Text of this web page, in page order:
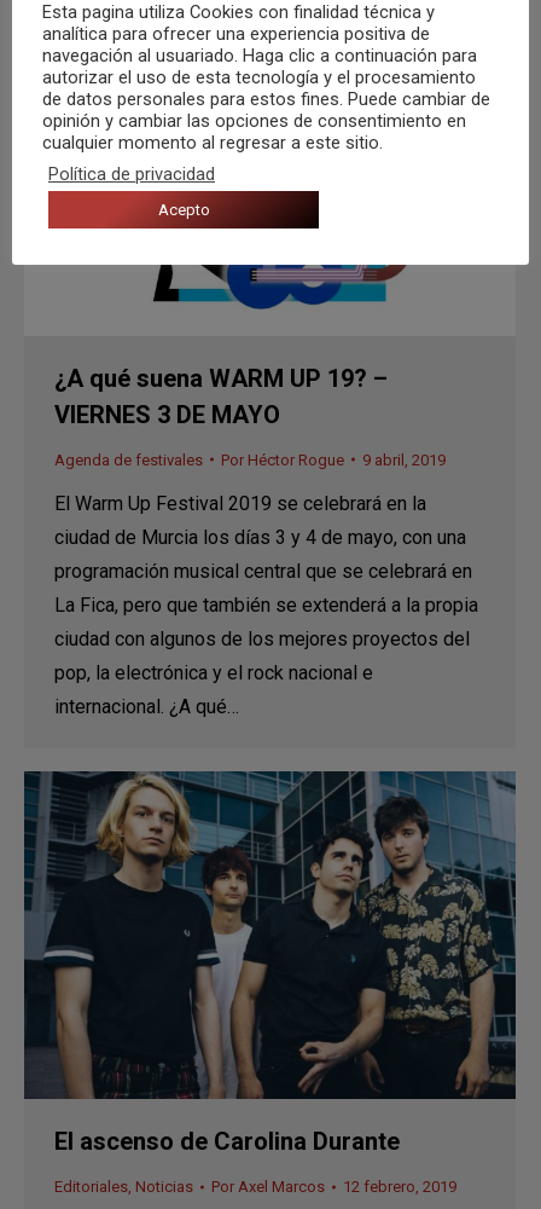
internacional. ¿A…
¿A qué suena WARM UP 19? –
VIERNES 3 DE MAYO
Agenda de festivales Por Héctor Rogue 9 abril, 2019
El Warm Up Festival 2019 se celebrará en la
ciudad de Murcia los días 3 y 4 de mayo, con una
programación musical central que se celebrará en
La Fica, pero que también se extenderá a la propia
ciudad con algunos de los mejores proyectos del
pop, la electrónica y el rock nacional e
internacional. ¿A qué…
El ascenso de Carolina Durante
Editoriales, Noticias Por Axel Marcos 12 febrero, 2019
Esta pagina utiliza Cookies con finalidad técnica y
analítica para ofrecer una experiencia positiva de
navegación al usuariado. Haga clic a continuación para
autorizar el uso de esta tecnología y el procesamiento
de datos personales para estos fines. Puede cambiar de
opinión y cambiar las opciones de consentimiento en
cualquier momento al regresar a este sitio.
Política de privacidad
Acepto